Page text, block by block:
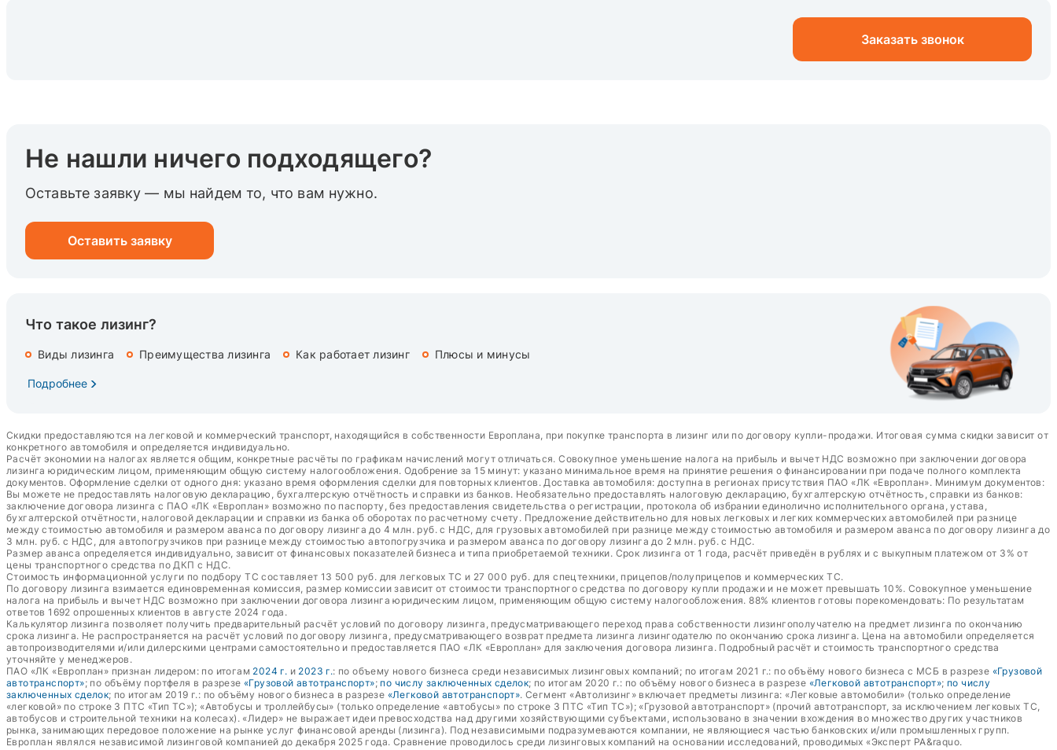
Заказать звонок
Не нашли ничего подходящего?
Оставьте заявку — мы найдем то, что вам нужно.
Оставить заявку
Что такое лизинг?
Виды лизинга Преимущества лизинга Как работает лизинг Плюсы и минусы
Подробнее
Скидки предоставляются на легковой и коммерческий транспорт, находящийся в собственности Европлана, при покупке транспорта в лизинг или по договору купли-продажи. Итоговая сумма скидки зависит от
конкретного автомобиля и определяется индивидуально.
Расчёт экономии на налогах является общим, конкретные расчёты по графикам начислений могут отличаться. Совокупное уменьшение налога на прибыль и вычет НДС возможно при заключении договора
лизинга юридическим лицом, применяющим общую систему налогообложения. Одобрение за 15 минут: указано минимальное время на принятие решения о финансировании при подаче полного комплекта
документов. Оформление сделки от одного дня: указано время оформления сделки для повторных клиентов. Доставка автомобиля: доступна в регионах присутствия ПАО «ЛК «Европлан». Минимум документов:
Вы можете не предоставлять налоговую декларацию, бухгалтерскую отчётность и справки из банков. Необязательно предоставлять налоговую декларацию, бухгалтерскую отчётность, справки из банков:
заключение договора лизинга с ПАО «ЛК «Европлан» возможно по паспорту, без предоставления свидетельства о регистрации, протокола об избрании единолично исполнительного органа, устава,
бухгалтерской отчётности, налоговой декларации и справки из банка об оборотах по расчетному счету. Предложение действительно для новых легковых и легких коммерческих автомобилей при разнице
между стоимостью автомобиля и размером аванса по договору лизинга до 4 млн. руб. с НДС, для грузовых автомобилей при разнице между стоимостью автомобиля и размером аванса по договору лизинга до
3 млн. руб. с НДС, для автопогрузчиков при разнице между стоимостью автопогрузчика и размером аванса по договору лизинга до 2 млн. руб. с НДС.
Размер аванса определяется индивидуально, зависит от финансовых показателей бизнеса и типа приобретаемой техники. Срок лизинга от 1 года, расчёт приведён в рублях и с выкупным платежом от 3% от
цены транспортного средства по ДКП с НДС.
Стоимость информационной услуги по подбору ТС составляет 13 500 руб. для легковых ТС и 27 000 руб. для спецтехники, прицепов/полуприцепов и коммерческих ТС.
По договору лизинга взимается единовременная комиссия, размер комиссии зависит от стоимости транспортного средства по договору купли продажи и не может превышать 10%. Совокупное уменьшение
налога на прибыль и вычет НДС возможно при заключении договора лизинга юридическим лицом, применяющим общую систему налогообложения. 88% клиентов готовы порекомендовать: По результатам
ответов 1692 опрошенных клиентов в августе 2024 года.
Калькулятор лизинга позволяет получить предварительный расчёт условий по договору лизинга, предусматривающего переход права собственности лизингополучателю на предмет лизинга по окончанию
срока лизинга. Не распространяется на расчёт условий по договору лизинга, предусматривающего возврат предмета лизинга лизингодателю по окончанию срока лизинга. Цена на автомобили определяется
автопроизводителями и/или дилерскими центрами самостоятельно и предоставляется ПАО «ЛК «Европлан» для заключения договора лизинга. Подробный расчёт и стоимость транспортного средства
уточняйте у менеджеров.
ПАО «ЛК «Европлан» признан лидером: по итогам 2024 г. и 2023 г.: по объему нового бизнеса среди независимых лизинговых компаний; по итогам 2021 г.: по объёму нового бизнеса с МСБ в разрезе «Грузовой
автотранспорт»; по объёму портфеля в разрезе «Грузовой автотранспорт»; по числу заключенных сделок; по итогам 2020 г.: по объёму нового бизнеса в разрезе «Легковой автотранспорт»; по числу
заключенных сделок; по итогам 2019 г.: по объёму нового бизнеса в разрезе «Легковой автотранспорт». Сегмент «Автолизинг» включает предметы лизинга: «Легковые автомобили» (только определение
«легковой» по строке 3 ПТС «Тип ТС»); «Автобусы и троллейбусы» (только определение «автобусы» по строке 3 ПТС «Тип ТС»); «Грузовой автотранспорт» (прочий автотранспорт, за исключением легковых ТС,
автобусов и строительной техники на колесах). «Лидер» не выражает идеи превосходства над другими хозяйствующими субъектами, использовано в значении вхождения во множество других участников
рынка, занимающих передовое положение на рынке услуг финансовой аренды (лизинга). Под независимыми подразумеваются компании, не являющиеся частью банковских и/или промышленных групп.
Европлан являлся независимой лизинговой компанией до декабря 2025 года. Сравнение проводилось среди лизинговых компаний на основании исследований, проводимых «Эксперт РА&raquo.